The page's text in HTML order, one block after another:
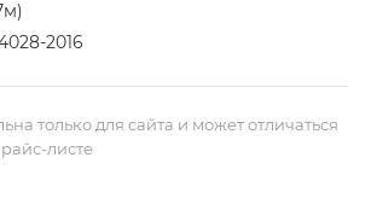
2016
только для сайта и может отличаться
листе